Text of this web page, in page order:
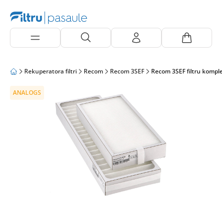
Rekuperatora filtri Recom Recom 3SEF Recom 3SEF filtru
ANALOGS